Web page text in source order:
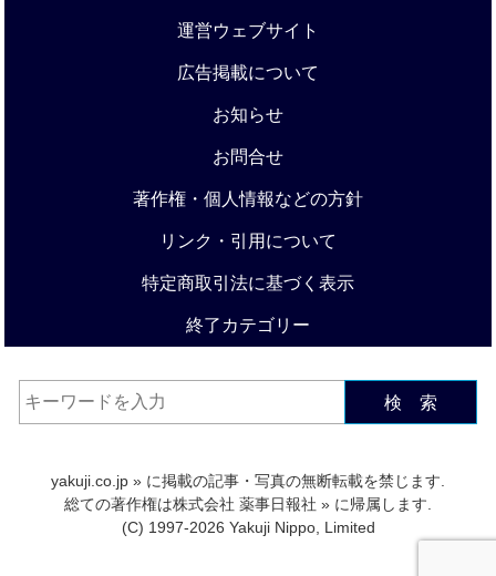
運営ウェブサイト
広告掲載について
お知らせ
お問合せ
著作権・個人情報などの方針
リンク・引用について
特定商取引法に基づく表示
終了カテゴリー
検 索
yakuji.co.jp » に掲載の記事・写真の無断転載を禁じます.
総ての著作権は株式会社 薬事日報社 » に帰属します.
(C) 1997-2026 Yakuji Nippo, Limited